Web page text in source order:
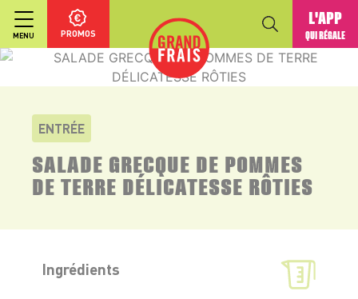
MENU PROMOS
L'APP
QUI RÉGALE
ENTRÉE
SALADE GRECQUE DE POMMES
DE TERRE DÉLICATESSE RÔTIES
Ingrédients